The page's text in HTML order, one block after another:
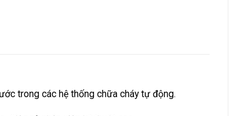
trong các hệ thống chữa cháy tự động.